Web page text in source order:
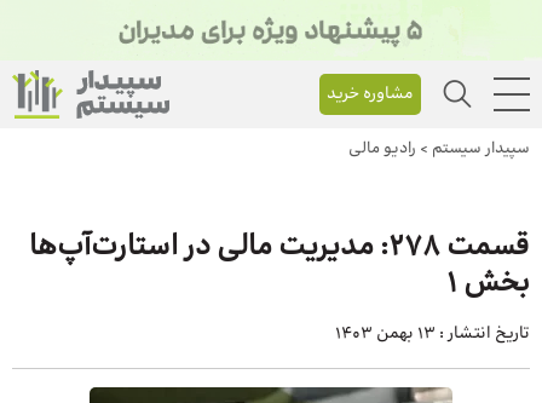
مشاوره خرید
سپیدار سیستم > رادیو مالی
قسمت 278: مدیریت مالی در استارت‌آپ‌ها
بخش 1
تاریخ انتشار : 13 بهمن 1403